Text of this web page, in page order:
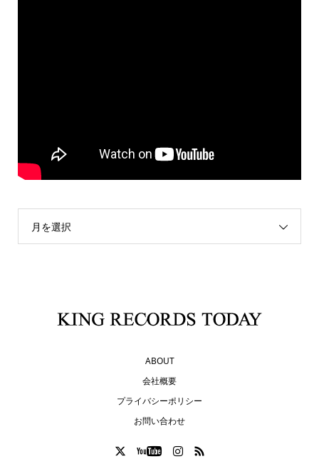
月を選択
ABOUT
会社概要
プライバシーポリシー
お問い合わせ